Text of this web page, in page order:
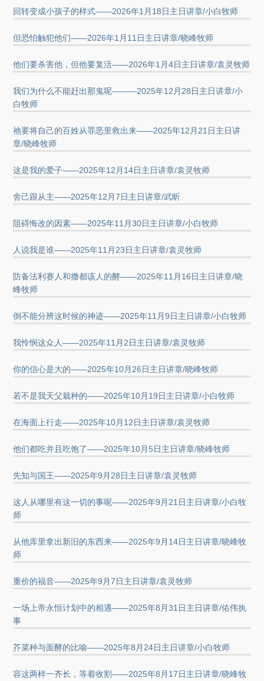
回转变成小孩子的样式——2026年1月18日主日讲章/小白牧师
但恐怕触犯他们——2026年1月11日主日讲章/晓峰牧师
他们要杀害他，但他要复活——2026年1月4日主日讲章/袁灵牧师
我们为什么不能赶出那鬼呢———2025年12月28日主日讲章/小
白牧师
祂要将自己的百姓从罪恶里救出来——2025年12月21日主日讲
章/晓峰牧师
这是我的爱子——2025年12月14日主日讲章/袁灵牧师
舍己跟从主——2025年12月7日主日讲章/武昕
阻碍悔改的因素——2025年11月30日主日讲章/小白牧师
人说我是谁——2025年11月23日主日讲章/袁灵牧师
防备法利赛人和撒都该人的酵——2025年11月16日主日讲章/晓
峰牧师
倒不能分辨这时候的神迹——2025年11月9日主日讲章/小白牧师
我怜悯这众人——2025年11月2日主日讲章/袁灵牧师
你的信心是大的——2025年10月26日主日讲章/晓峰牧师
若不是我天父栽种的——2025年10月19日主日讲章/小白牧师
在海面上行走——2025年10月12日主日讲章/袁灵牧师
他们都吃并且吃饱了——2025年10月5日主日讲章/晓峰牧师
先知与国王——2025年9月28日主日讲章/袁灵牧师
这人从哪里有这一切的事呢——2025年9月21日主日讲章/小白牧
师
从他库里拿出新旧的东西来——2025年9月14日主日讲章/晓峰牧
师
重价的福音——2025年9月7日主日讲章/袁灵牧师
一场上帝永恒计划中的相遇——2025年8月31日主日讲章/佑伟执
事
芥菜种与面酵的比喻——2025年8月24日主日讲章/小白牧师
容这两样一齐长，等着收割——2025年8月17日主日讲章/晓峰牧